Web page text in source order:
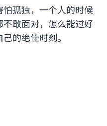
孤独，一个人的时候
敢面对，怎么能过好
的绝佳时刻。